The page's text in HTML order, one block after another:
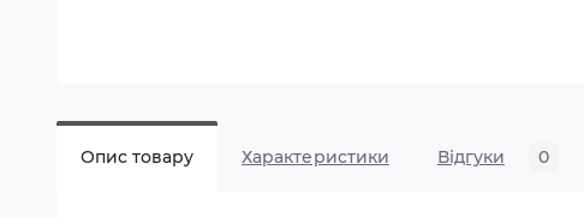
Опис товару Характеристики Відгуки 0